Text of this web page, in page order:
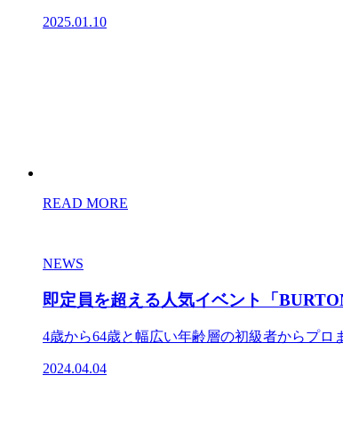
2025.01.10
READ MORE
NEWS
即定員を超える人気イベント「
4歳から64歳と幅広い年齢層の初級者からプロ
2024.04.04